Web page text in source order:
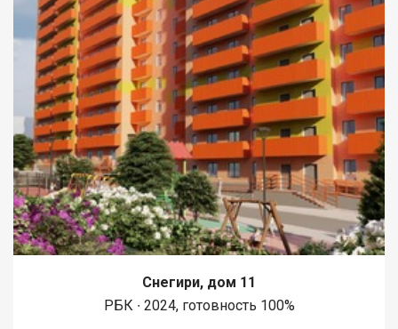
Снегири, дом 11
РБК ∙ 2024, готовность 100%